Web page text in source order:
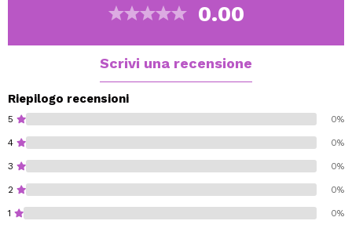
unghie dalle aggressioni esterne. 0.00
Scrivi una recensione
Riepilogo recensioni
5 0%
4 0%
3 0%
2 0%
1 0%